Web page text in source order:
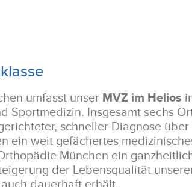
umfasst unser MVZ im Helios
Sportmedizin. Insgesamt sechs
schneller Diagnose
ein weit gefächertes
München ein
der Lebensqualität